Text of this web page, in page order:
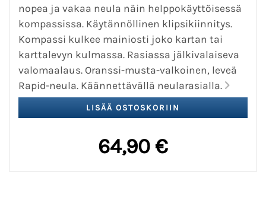
nopea ja vakaa neula näin helppokäyttöisessä
kompassissa. Käytännöllinen klipsikiinnitys.
Kompassi kulkee mainiosti joko kartan tai
karttalevyn kulmassa. Rasiassa jälkivalaiseva
valomaalaus. Oranssi-musta-valkoinen, leveä
Rapid-neula. Käännettävällä neularasialla.
64,90 €